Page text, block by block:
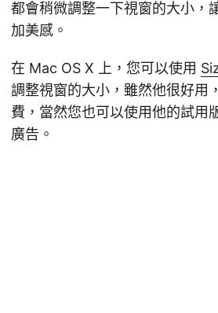
都會稍微調整一下視窗的大小，
加美感。
在 Mac OS X 上，您可以使用
調整視窗的大小，雖然他很好用
費，當然您也可以使用他的試用
廣告。